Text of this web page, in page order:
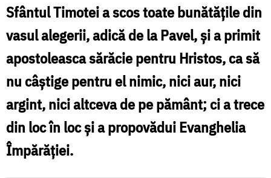
Timotei
Sfântul Timotei a scos toate bunătățile din
vasul alegerii, adică de la Pavel, și a primit
apostoleasca sărăcie pentru Hristos, ca să
nu câștige pentru el nimic, nici aur, nici
argint, nici altceva de pe pământ; ci a trece
din loc în loc și a propovădui Evanghelia
Împărăției.